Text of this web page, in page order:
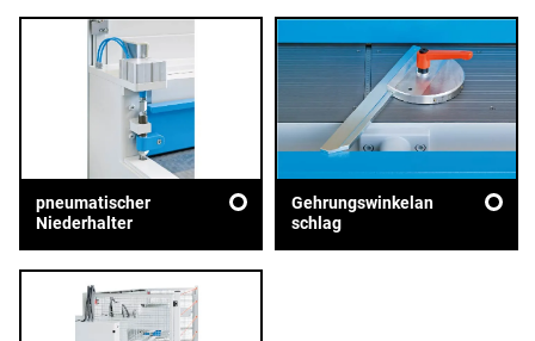
pneumatischer
Niederhalter
Gehrungswinkelan
schlag